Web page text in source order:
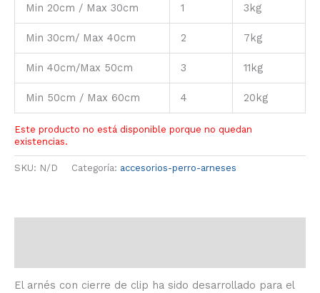
Min 20cm / Max 30cm 1 3kg
Min 30cm/ Max 40cm 2 7kg
Min 40cm/Max 50cm 3 11kg
Min 50cm / Max 60cm 4 20kg
Este producto no está disponible porque no quedan
existencias.
SKU: N/D Categoría: accesorios-perro-arneses
El arnés con cierre de clip ha sido desarrollado para el